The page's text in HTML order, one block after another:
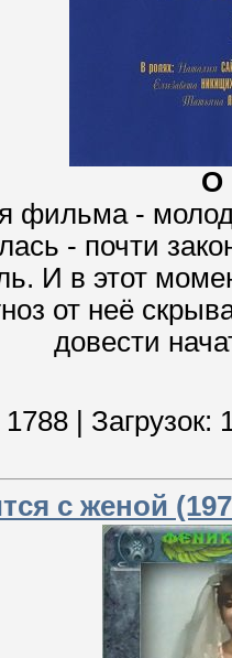
О
фильма -
- почти
И в этот
от неё
довести
1788 Загрузок:
с женой